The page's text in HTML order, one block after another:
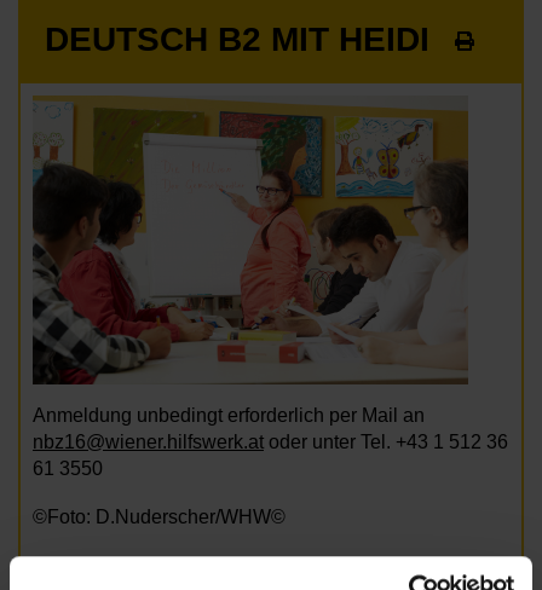
DEUTSCH B2 MIT HEIDI
Anmeldung unbedingt erforderlich per Mail an
nbz16@wiener.hilfswerk.at oder unter Tel. +43 1 512 36
61 3550
©Foto: D.Nuderscher/WHW©